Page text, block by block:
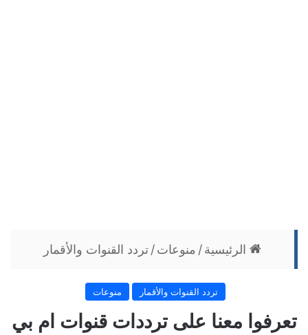
الرئيسية/ منوعات/تردد القنوات والأقمار
تردد القنوات والأقمار منوعات
تعرفوا معنا على ترددات قنوات ام بي